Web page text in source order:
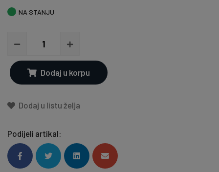
NA STANJU
Dodaj u korpu
Dodaj u listu želja
Podijeli artikal: